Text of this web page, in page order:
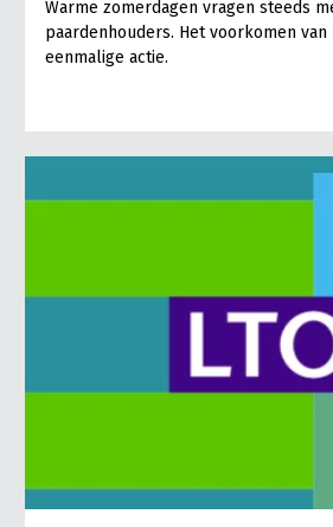
Warme zomerdagen vragen steeds
paardenhouders. Het voorkomen
eenmalige actie.